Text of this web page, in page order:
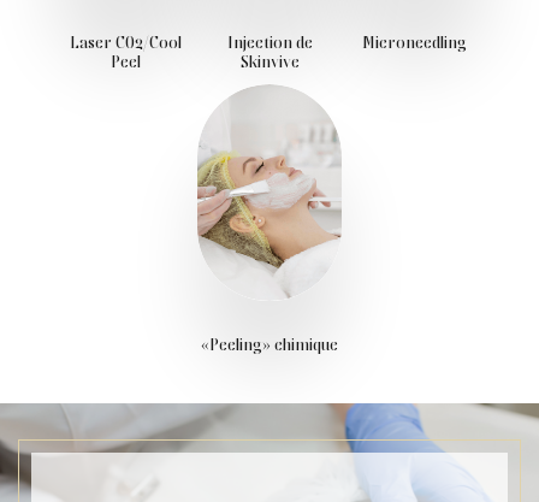
Laser CO2/Cool
Peel
Injection de
Skinvive
Microneedling
«Peeling» chimique